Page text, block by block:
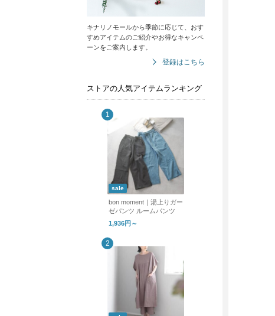
キナリノモールから季節に応じて、おす
すめアイテムのご紹介やお得なキャンペ
ーンをご案内します。
登録はこちら
ストアの人気アイテムランキング
sale
bon moment｜湯上りガー
ゼパンツ ルームパンツ
1,936円～